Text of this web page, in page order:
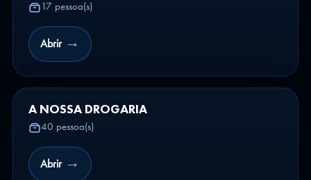
17 pessoa(s)
Abrir →
A NOSSA DROGARIA
40 pessoa(s)
Abrir →